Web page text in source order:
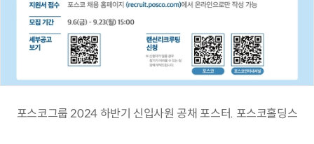
포스코그룹 2024 하반기 신입사원 공채 포스터. 포스코홀딩스